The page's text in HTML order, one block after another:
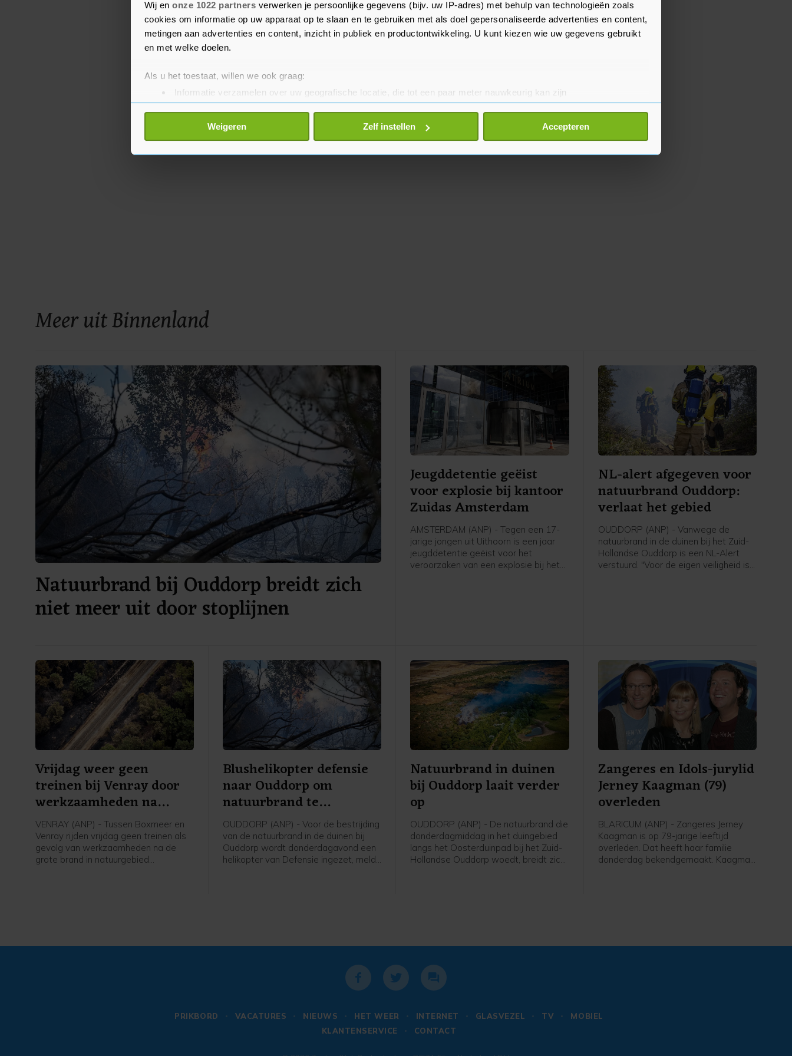
Wij en onze 1022 partners verwerken je persoonlijke gegevens (bijv. uw IP-adres) met behulp van technologieën zoals
cookies om informatie op uw apparaat op te slaan en te gebruiken met als doel gepersonaliseerde advertenties en content,
metingen aan advertenties en content, inzicht in publiek en productontwikkeling. U kunt kiezen wie uw gegevens gebruikt
en met welke doelen.
Als u het toestaat, willen we ook graag:
Informatie verzamelen over uw geografische locatie, die tot een paar meter nauwkeurig kan zijn
Uw apparaat identificeren door het actief te scannen op specifieke eigenschappen (fingerprinting)
Lees meer over hoe uw persoonlijke gegevens worden verwerkt en stel uw voorkeuren in het
detailgedeelte
toestemming op elk moment wijzigen of intrekken in de Cookieverklaring.
Weigeren Zelf instellen Accepteren
een erts die onder meer wordt gebruikt bij de productie
van mobiele telefoons.
Meer uit Binnenland
Natuurbrand bij Ouddorp breidt zich
niet meer uit door stoplijnen
Jeugddetentie geëist
voor explosie bij kantoor
Zuidas Amsterdam
AMSTERDAM (ANP) - Tegen een 17-
jarige jongen uit Uithoorn is een jaar
jeugddetentie geëist voor het
veroorzaken van een explosie bij het
NL-alert afgegeven voor
natuurbrand Ouddorp:
verlaat het gebied
OUDDORP (ANP) - Vanwege de
natuurbrand in de duinen bij het Zuid-
Hollandse Ouddorp is een NL-Alert
verstuurd. "Voor de eigen veiligheid is
Vrijdag weer geen
treinen bij Venray door
werkzaamheden na
brand
VENRAY (ANP) - Tussen Boxmeer en
Venray rijden vrijdag geen treinen als
gevolg van werkzaamheden na de
grote brand in natuurgebied
Blushelikopter defensie
naar Ouddorp om
natuurbrand te
bestrijden
OUDDORP (ANP) - Voor de bestrijding
van de natuurbrand in de duinen bij
Ouddorp wordt donderdagavond een
helikopter van Defensie ingezet, meldt
Natuurbrand in duinen
bij Ouddorp laait verder
op
OUDDORP (ANP) - De natuurbrand die
donderdagmiddag in het duingebied
langs het Oosterduinpad bij het Zuid-
Hollandse Ouddorp woedt, breidt zich
Zangeres en Idols-jurylid
Jerney Kaagman (79)
overleden
BLARICUM (ANP) - Zangeres Jerney
Kaagman is op 79-jarige leeftijd
overleden. Dat heeft haar familie
donderdag bekendgemaakt. Kaagman
PRIKBORD VACATURES NIEUWS HET WEER INTERNET GLASVEZEL TV
MOBIEL
KLANTENSERVICE
CONTACT